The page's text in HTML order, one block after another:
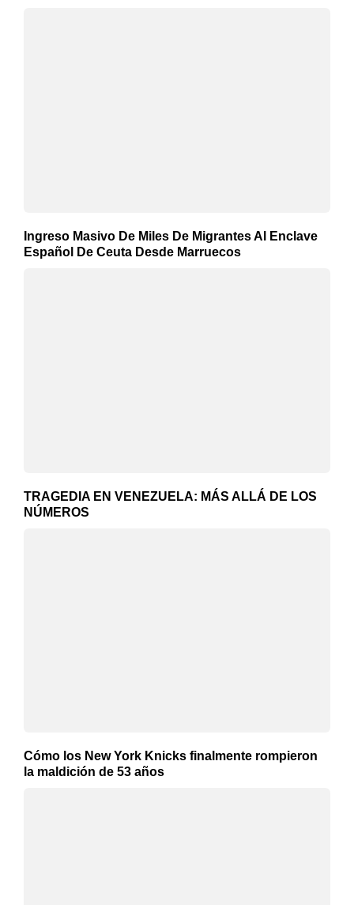
Ingreso Masivo De Miles De Migrantes Al Enclave
Español De Ceuta Desde Marruecos
TRAGEDIA EN VENEZUELA: MÁS ALLÁ DE LOS
NÚMEROS
Cómo los New York Knicks finalmente rompieron
la maldición de 53 años